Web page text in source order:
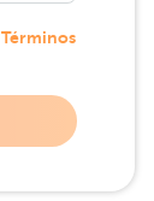
Términos